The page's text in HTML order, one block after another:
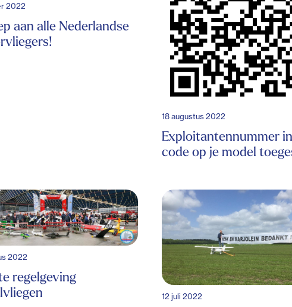
2022
aan alle Nederlandse
18 augustus 2022
Exploitantennummer
code op je model
2022
regelgeving
12 juli 2022